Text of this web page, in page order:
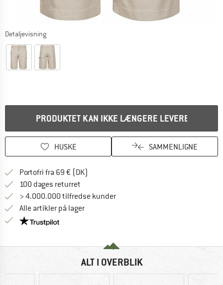
Detaljevisning
PRODUKTET KAN IKKE LÆNGERE LEVERES
HUSKE SAMMENLIGNE
Portofri fra 69 € (DK)
100 dages returret
> 4.000.000 tilfredse kunder
Alle artikler på lager
Vi er Trustpilot-certificeret - oplysningerne får du
ALT I OVERBLIK